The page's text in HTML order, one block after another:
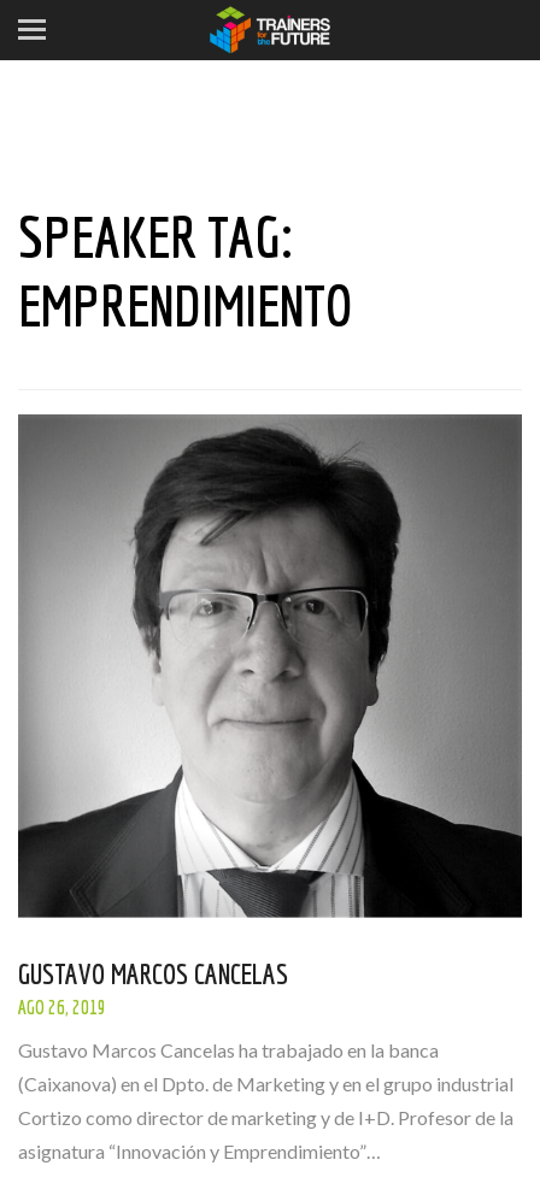
SPEAKER TAG:
EMPRENDIMIENTO
GUSTAVO MARCOS CANCELAS
AGO 26, 2019
Gustavo Marcos Cancelas ha trabajado en la banca
(Caixanova) en el Dpto. de Marketing y en el grupo industrial
Cortizo como director de marketing y de I+D. Profesor de la
asignatura “Innovación y Emprendimiento”…